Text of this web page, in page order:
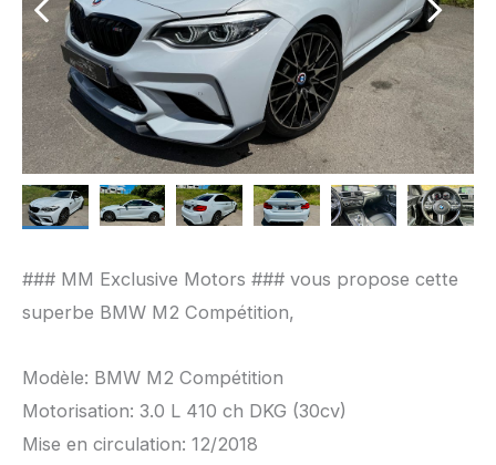
### MM Exclusive Motors ### vous propose cette
superbe BMW M2 Compétition,
Modèle: BMW M2 Compétition
Motorisation: 3.0 L 410 ch DKG (30cv)
Mise en circulation: 12/2018